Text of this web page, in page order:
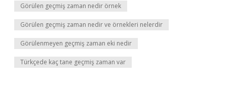
Görülen geçmiş zaman nedir örnek
Görülen geçmiş zaman nedir ve örnekleri nelerdir
Görülenmeyen geçmiş zaman eki nedir
Türkçede kaç tane geçmiş zaman var